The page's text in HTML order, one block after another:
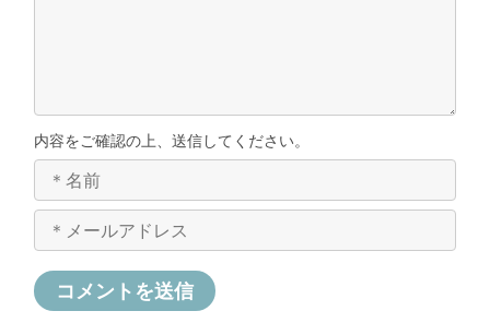
内容をご確認の上、送信してください。